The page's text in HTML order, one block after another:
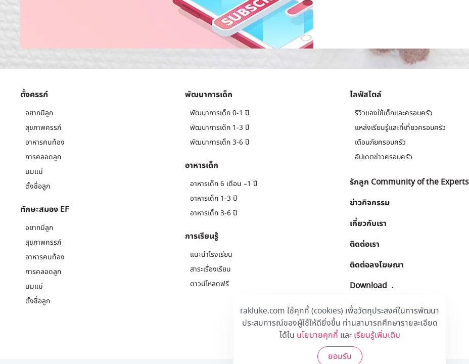
rakluke.com ใช้คุกกี้ (cookies) เพื่อวัตถุประสงค์ในการพัฒนา
ประสบการณ์ของผู้ใช้ให้ดียิ่งขึ้น ท่านสามารถศึกษารายละเอียด
ได้ใน นโยบายคุกกี้และ เรียนรู้เพิ่มเติม
ยอมรับ
ตั้งครรภ์
อยากมีลูก
สุขภาพครรภ์
อาหารคนท้อง
การคลอดลูก
นมแม่
ตั้งชื่อลูก
ทักษะสมอง EF
อยากมีลูก
สุขภาพครรภ์
อาหารคนท้อง
การคลอดลูก
นมแม่
ตั้งชื่อลูก
พัฒนาการเด็ก
พัฒนาการเด็ก 0-1 ปี
พัฒนาการเด็ก 1-3 ปี
พัฒนาการเด็ก 3-6 ปี
อาหารเด็ก
อาหารเด็ก 6 เดือน –1 ปี
อาหารเด็ก 1-3 ปี
อาหารเด็ก 3-6 ปี
การเรียนรู้
แนะนำโรงเรียน
สาระเรื่องเรียน
ดาวน์โหลดฟรี
ไลฟ์สไตล์
รีวิวของใช้เด็กและครอบครัว
แหล่งเรียนรู้และที่เที่ยวครอบครัว
เตือนภัยครอบครัว
อัปเดตข่าวครอบครัว
รักลูก Community of the Experts
ข่าวกิจกรรม
เกี่ยวกับเรา
ติดต่อเรา
ติดต่อลงโฆษณา
Download .